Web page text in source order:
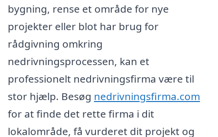
bygning, rense et område for nye
projekter eller blot har brug for
rådgivning omkring
nedrivningsprocessen, kan et
professionelt nedrivningsfirma være til
stor hjælp. Besøg nedrivningsfirma.com
for at finde det rette firma i dit
lokalområde, få vurderet dit projekt og